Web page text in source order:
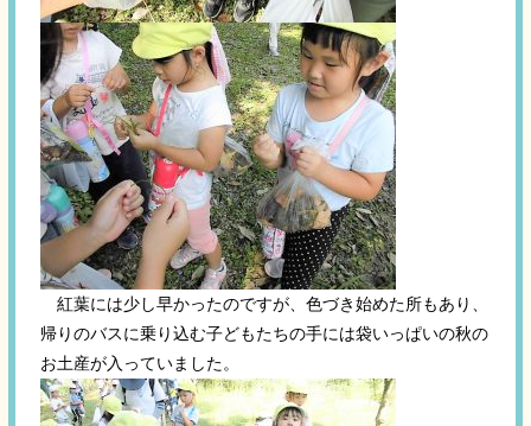
紅葉には少し早かったのですが、色づき始めた所もあり、
帰りのバスに乗り込む子どもたちの手には袋いっぱいの秋の
お土産が入っていました。